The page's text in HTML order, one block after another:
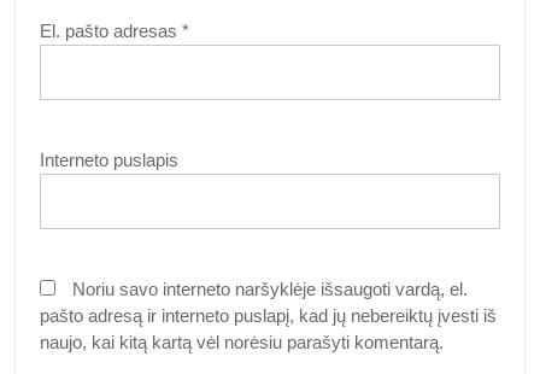
El. pašto adresas *
Interneto puslapis
Noriu savo interneto naršyklėje išsaugoti vardą, el.
pašto adresą ir interneto puslapį, kad jų nebereiktų įvesti iš
naujo, kai kitą kartą vėl norėsiu parašyti komentarą.